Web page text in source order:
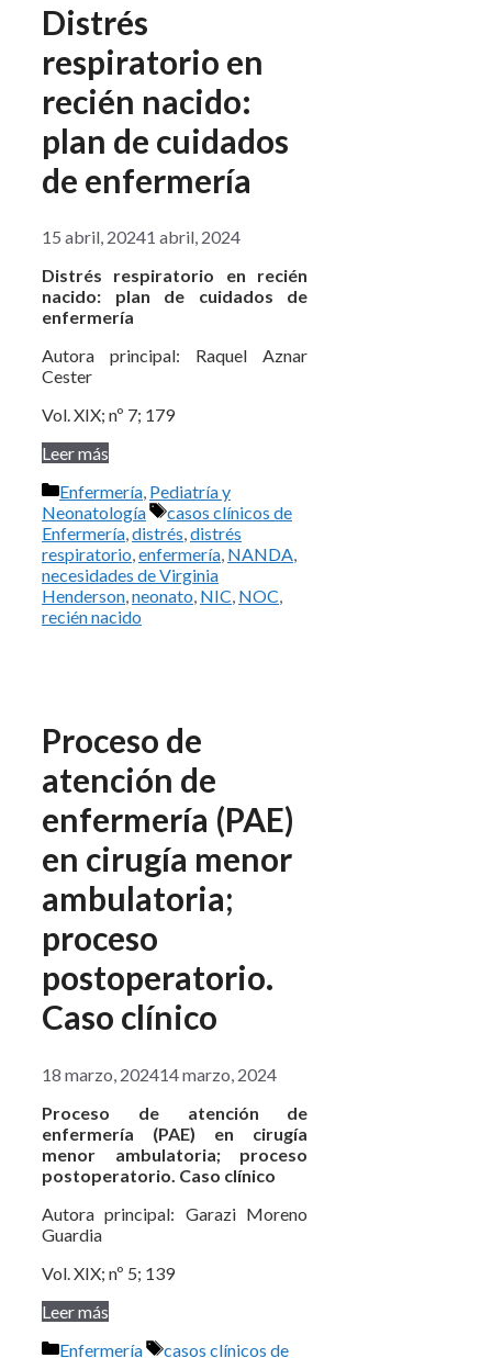
Distrés
respiratorio en
recién nacido:
plan de cuidados
de enfermería
15 abril, 20241 abril, 2024
Distrés respiratorio en recién
nacido: plan de cuidados de
enfermería
Autora principal: Raquel Aznar
Cester
Vol. XIX; nº 7; 179
Leer más
Categorías
Enfermería, Pediatría y
Neonatología
Etiquetas
casos clínicos de
Enfermería,distrés,distrés
respiratorio,enfermería, NANDA,
necesidades de Virginia
Henderson,neonato, NIC, NOC,
recién nacido
Proceso de
atención de
enfermería (PAE)
en cirugía menor
ambulatoria;
proceso
postoperatorio.
Caso clínico
18 marzo, 202414 marzo, 2024
Proceso de atención de
enfermería (PAE) en cirugía
menor ambulatoria; proceso
postoperatorio. Caso clínico
Autora principal: Garazi Moreno
Guardia
Vol. XIX; nº 5; 139
Leer más
Categorías
Enfermería Etiquetas
casos clínicos de